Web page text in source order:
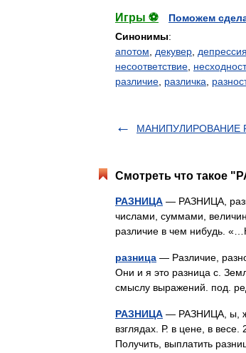
Игры ⚽
Поможем
Синонимы:
апотом
декувер депрессия
несоответствие
различие различка
МАНИПУЛИРОВАНИЕ
Смотреть что такое
РАЗНИЦА — РАЗНИЦА,
числами, суммами,
различие в чем нибудь.
разница — Различие,
Они и я это разница с.
смыслу выражений. под.
РАЗНИЦА — РАЗНИЦА, ы,
взглядах. Р. в цене, в
Получить, выплатить